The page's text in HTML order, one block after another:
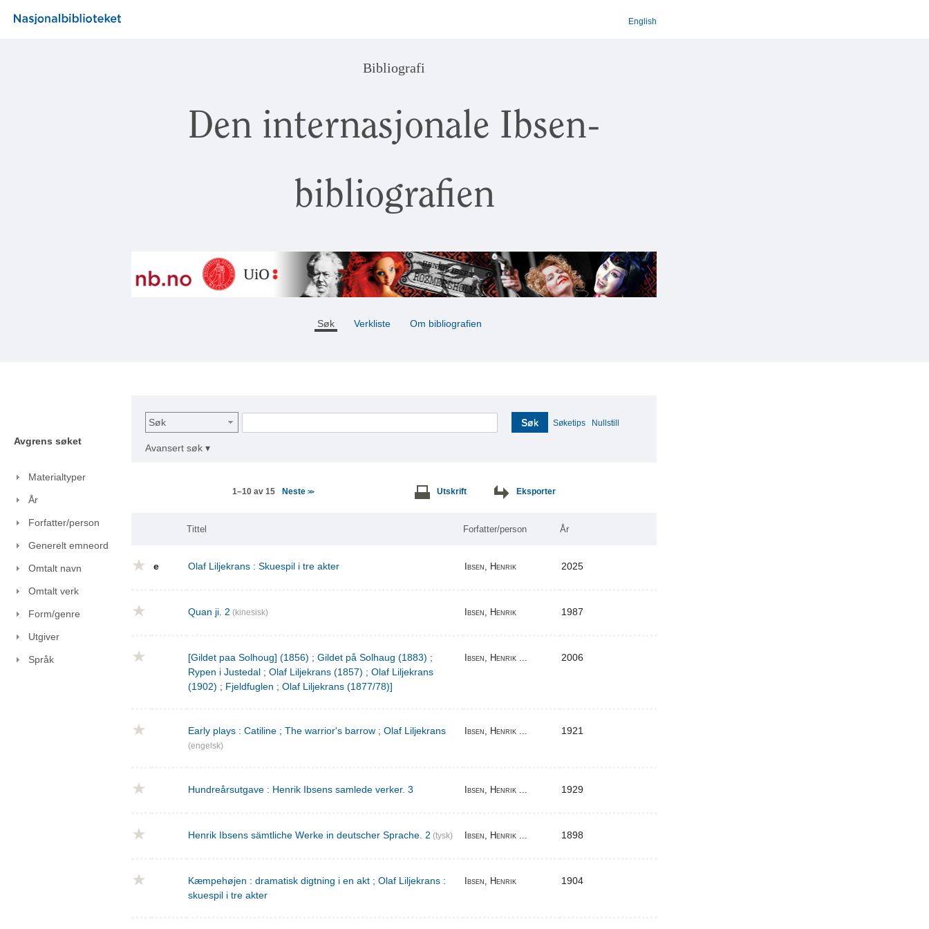
English
Bibliografi
Den internasjonale Ibsen-
bibliografien
Søk Verkliste Om bibliografien
Avgrens søket
Materialtyper
År
Forfatter/person
Generelt emneord
Omtalt navn
Omtalt verk
Form/genre
Utgiver
Språk
Søk Søk Søketips Nullstill
Avansert søk ▾
1–10 av 15 Neste>> Utskrift Eksporter
Tittel Forfatter/person År
e Olaf Liljekrans : Skuespil i tre akter Ibsen, Henrik 2025
Quan ji. 2 (kinesisk) Ibsen, Henrik 1987
[Gildet paa Solhoug] (1856) ; Gildet på Solhaug (1883) ;
Rypen i Justedal ; Olaf Liljekrans (1857) ; Olaf Liljekrans
(1902) ; Fjeldfuglen ; Olaf Liljekrans (1877/78)]
Ibsen, Henrik ... 2006
Early plays : Catiline ; The warrior's barrow ; Olaf Liljekrans
(engelsk)
Ibsen, Henrik ... 1921
Hundreårsutgave : Henrik Ibsens samlede verker. 3 Ibsen, Henrik ... 1929
Henrik Ibsens sämtliche Werke in deutscher Sprache. 2 (tysk) Ibsen, Henrik ... 1898
Kæmpehøjen : dramatisk digtning i en akt ; Olaf Liljekrans :
skuespil i tre akter
Ibsen, Henrik 1904